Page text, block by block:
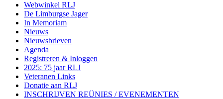
Webwinkel RLJ
De Limburgse Jager
In Memoriam
Nieuws
Nieuwsbrieven
Agenda
Registreren & Inloggen
2025: 75 jaar RLJ
Veteranen Links
Donatie aan RLJ
INSCHRIJVEN REÜNIES / EVENEMENTEN